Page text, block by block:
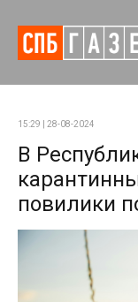
15:29 | 28-08-2024
В
повилики